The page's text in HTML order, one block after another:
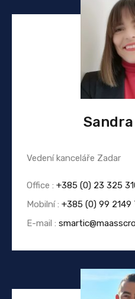
Vedení kanceláře Zadar
Office : +385 (0) 23 325
Mobilní : +385 (0) 99 2149
E-mail :